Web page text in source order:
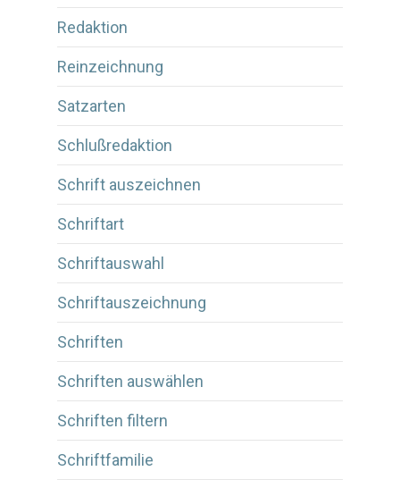
Redaktion
Reinzeichnung
Satzarten
Schlußredaktion
Schrift auszeichnen
Schriftart
Schriftauswahl
Schriftauszeichnung
Schriften
Schriften auswählen
Schriften filtern
Schriftfamilie